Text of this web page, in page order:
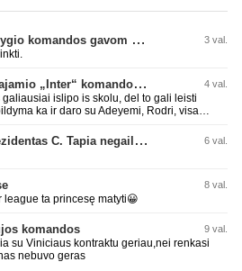
A. Tapinas: „Iš europinio lygio komandos gavom gerų pamokų“ 3 val.
L. Messi gerokai pakėlė Majamio „Inter“ komandos vertę 4 val.
islipo is skolu, del to gali leisti
ka ir daro su Adeyemi, Rodri, visa
Argentinos federacijos prezidentas C. Tapia negailėjo pagyrų G. Infantino 6 val.
8 val.
ta princesę matyti😀
komandos 9 val.
su Viniciaus kontraktu geriau,nei renkasi
nebuvo geras